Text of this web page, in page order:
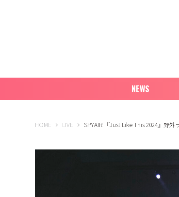
NEWS
HOME B-PASS ONLINE
LIVE SPYAIR 『Just Like This 2024』野